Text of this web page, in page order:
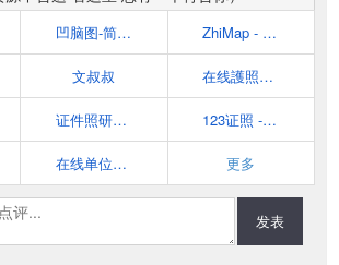
凹脑图-简单又好用的在线思维导图 ZhiMap - 在线思维导图、电脑与手机微信里都能作图
文叔叔 在线護照照片 - IDPhoto4You
证件照研究院 123证照 - 免费的证件照片、签证照片在线制作工具
在线单位转换 - 免费使用我们独特的转换工具 更多
发表